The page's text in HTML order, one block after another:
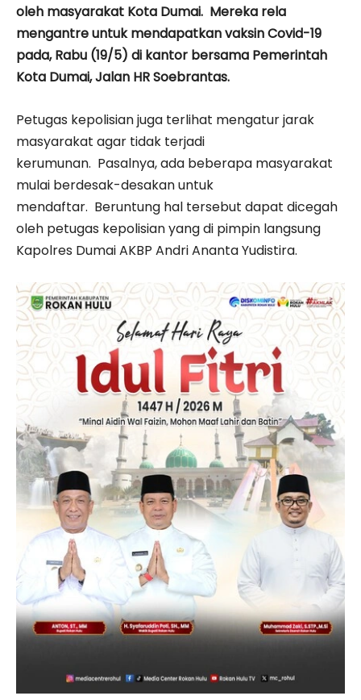
oleh masyarakat Kota Dumai. Mereka rela
mengantre untuk mendapatkan vaksin Covid-19
pada, Rabu (19/5) di kantor bersama Pemerintah
Kota Dumai, Jalan HR Soebrantas.
Petugas kepolisian juga terlihat mengatur jarak
masyarakat agar tidak terjadi
kerumunan. Pasalnya, ada beberapa masyarakat
mulai berdesak-desakan untuk
mendaftar. Beruntung hal tersebut dapat dicegah
oleh petugas kepolisian yang di pimpin langsung
Kapolres Dumai AKBP Andri Ananta Yudistira.